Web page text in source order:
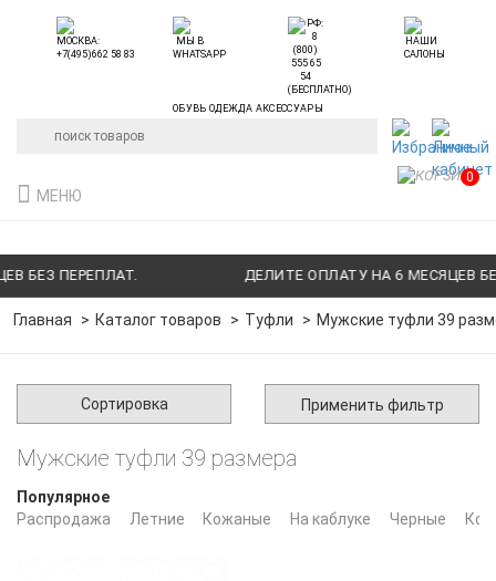
БЕЗ ПЕРЕПЛАТ. ДЕЛИТЕ ОПЛАТУ НА 6 МЕСЯЦЕВ
ОБУВЬ ОДЕЖДА АКСЕССУАРЫ
МЕНЮ
0
Главная Каталог товаров Туфли Мужские туфли 39
Сортировка Применить фильтр
Популярное
Распродажа
Летние Кожаные На каблуке Черные
Мужские туфли 39 размера